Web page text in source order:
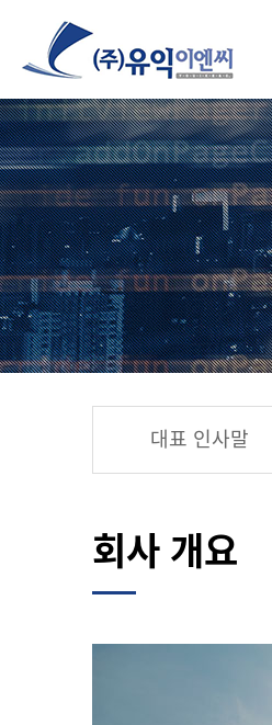
대표 인사말
회사 개요